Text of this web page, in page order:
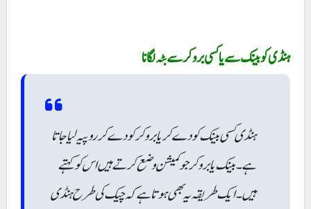
ہنڈی کو بینک سے یا کسی بروکر سے بٹہ لگانا
ہنڈی کسی بینک کو دے کر یا بروکر کو دے کر روپیہ لیا جاتا
ہے۔ بینک یا بروکر جو کمیشن وضع کرتے ہیں اس کو کہتے
ہیں۔ ایک طریقہ یہ بھی ہوتا ہے کہ چیک کی طرح ہنڈی